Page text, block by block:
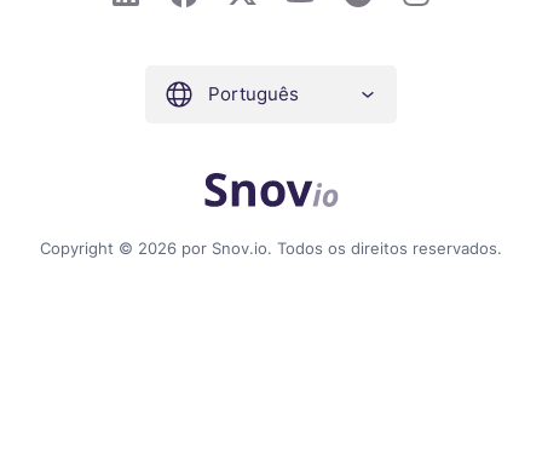
Copyright © 2026 por Snov.io. Todos os direitos reservados.
Português